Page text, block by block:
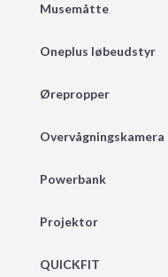
Musemåtte
Oneplus løbeudstyr
Ørepropper
Overvågningskamera
Powerbank
Projektor
QUICKFIT